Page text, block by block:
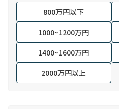
800万円以下
1000~1200万円
1400~1600万円
2000万円以上